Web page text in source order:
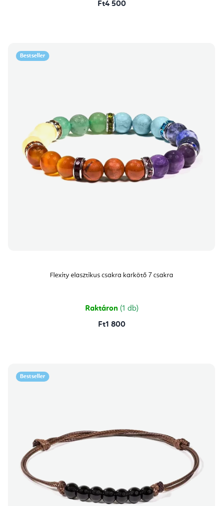
Ft4 500
Bestseller
Flexity elasztikus csakra karkötő 7 csakra
Raktáron (1 db)
Ft1 800
Bestseller